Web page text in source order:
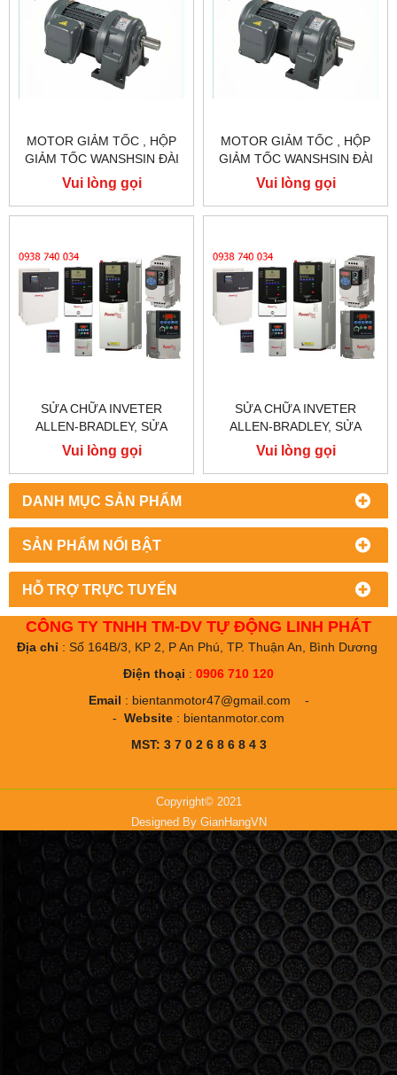
DANH MỤC SẢN PHẨM
SẢN PHẨM NỔI BẬT
HỖ TRỢ TRỰC TUYẾN
MOTOR GIẢM TỐC , HỘP
GIẢM TỐC WANSHSIN ĐÀI
LOAN 1.5KW 1500W 2HP AC
BA PHA 220 V / 380V
Vui lòng gọi
MOTOR GIẢM TỐC , HỘP
GIẢM TỐC WANSHSIN ĐÀI
LOAN 1.5KW 1500W 2HP AC
BA PHA 220 V / 380V
Vui lòng gọi
SỬA CHỮA INVETER
ALLEN-BRADLEY, SỬA
CHỮA ALLEN-BRADLEY
POWER FLEX 755
Vui lòng gọi
SỬA CHỮA INVETER
ALLEN-BRADLEY, SỬA
CHỮA ALLEN-BRADLEY
POWER FLEX 753
Vui lòng gọi
CÔNG TY TNHH TM-DV TỰ ĐỘNG LINH PHÁT
Địa chỉ: Số 164B/3, KP 2, P An Phú, TP. Thuận An, Bình Dương
Điện thoại : 0906 710 120
Email : bientanmotor47@gmail.com -
- Website : bientanmotor.com
MST: 3 7 0 2 6 8 6 8 4 3
Copyright© 2021
Designed By GianHangVN